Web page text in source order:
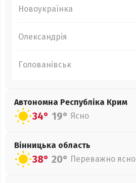
Новоукраїнка
Олександрія
Голованівськ
Автономна Республіка Крим
34° 19° Ясно
Вінницька область
38° 20° Переважно ясно